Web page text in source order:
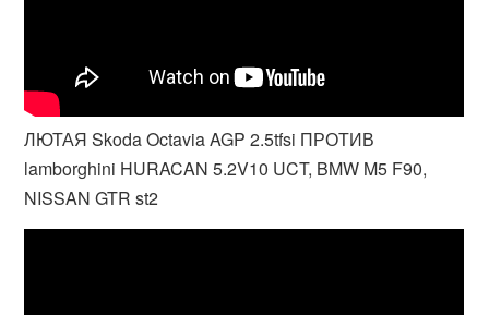
ЛЮТАЯ Skoda Octavia AGP 2.5tfsi ПРОТИВ
lamborghini HURACAN 5.2V10 UCT, BMW M5 F90,
NISSAN GTR st2